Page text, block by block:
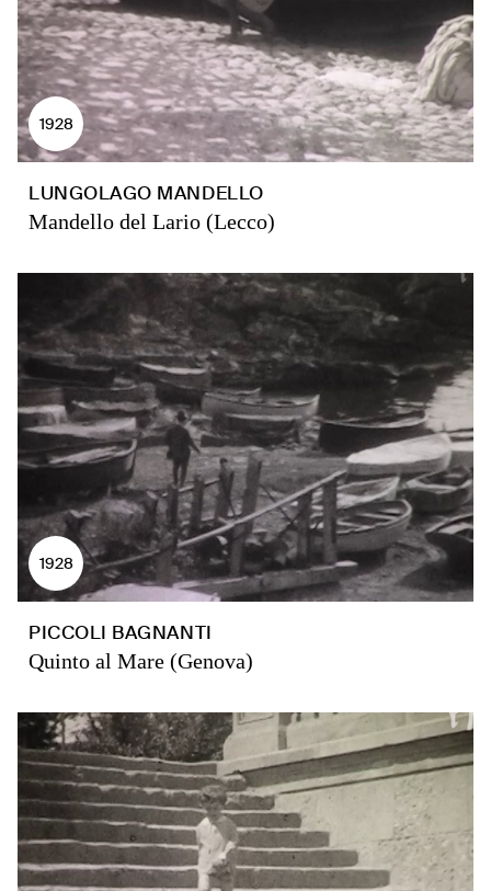
1928
LUNGOLAGO MANDELLO
Mandello del Lario (Lecco)
1928
PICCOLI BAGNANTI
Quinto al Mare (Genova)